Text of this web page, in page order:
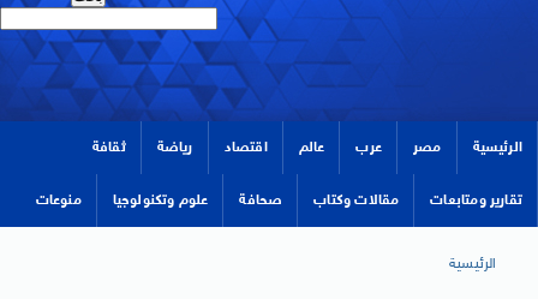
الرئيسية مصر عرب عالم اقتصاد رياضة ثقافة
تقارير ومتابعات مقالات وكتاب صحافة علوم وتكنولوجيا منوعات
الرئيسية